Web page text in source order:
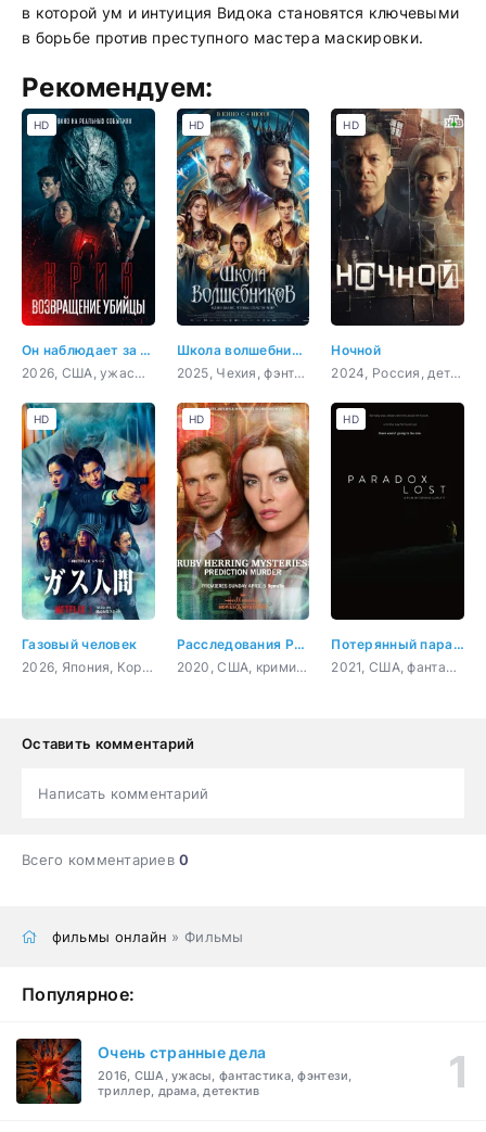
в которой ум и интуиция Видока становятся ключевыми
в борьбе против преступного мастера маскировки.
Рекомендуем:
Он наблюдает за тобой
2026, США, ужасы, триллер
HD
Школа волшебников
2025, Чехия, фэнтези, семейный
HD
Ночной
2024, Россия, детектив
HD
Газовый человек
2026, Япония, Корея Южная, детектив, триллер, фантастика
HD
Расследования Руби Херринг: Предсказание убийства
2020, США, криминал, детектив
HD
Потерянный парадокс
2021, США, фантастика, комедия
HD
Оставить комментарий
Написать комментарий
Всего комментариев0
фильмы онлайн » Фильмы
Популярное:
Очень странные дела
2016, США, ужасы, фантастика, фэнтези,
триллер, драма, детектив